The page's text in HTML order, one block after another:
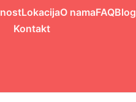
LokacijaO namaFAQBlog
Kontakt